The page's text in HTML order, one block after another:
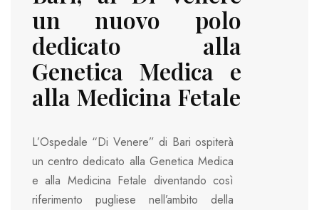
un nuovo polo
dedicato alla
Genetica Medica e
alla Medicina Fetale
L’Ospedale “Di Venere” di Bari ospiterà
un centro dedicato alla Genetica Medica
e alla Medicina Fetale diventando così
riferimento pugliese nell’ambito della